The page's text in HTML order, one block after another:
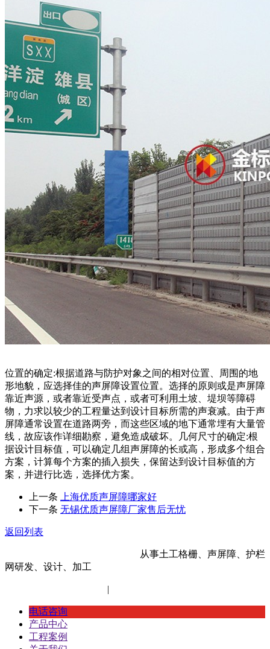
位置的确定:根据道路与防护对象之间的相对位置、周围的地
形地貌，应选择佳的声屏障设置位置。选择的原则或是声屏障
靠近声源，或者靠近受声点，或者可利用土坡、堤坝等障碍
物，力求以较少的工程量达到设计目标所需的声衰减。由于声
屏障通常设置在道路两旁，而这些区域的地下通常埋有大量管
线，故应该作详细勘察，避免造成破坏。几何尺寸的确定:根
据设计目标值，可以确定几组声屏障的长或高，形成多个组合
方案，计算每个方案的插入损失，保留达到设计目标值的方
案，并进行比选，选择优方案。
上一条
上海优质声屏障哪家好
下一条 无锡优质声屏障厂家售后无忧
返回列表
从事土工格栅、声屏障、护栏
网研发、设计、加工
|
电话咨询
产品中心
工程案例